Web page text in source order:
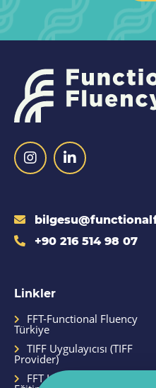
+90 216 514 98 07
Linkler
FFT-Functional Fluency
Türkiye
TIFF Uygulayıcısı (TIFF
Provider)
FFT Hizmetleri ve